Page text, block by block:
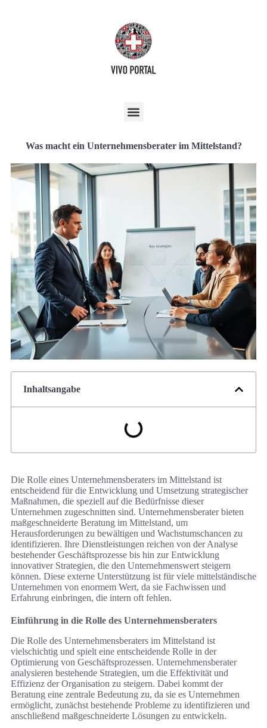
Was macht ein Unternehmensberater im Mittelstand?
Inhaltsangabe
Die Rolle eines Unternehmensberaters im Mittelstand ist
entscheidend für die Entwicklung und Umsetzung strategischer
Maßnahmen, die speziell auf die Bedürfnisse dieser
Unternehmen zugeschnitten sind. Unternehmensberater bieten
maßgeschneiderte Beratung im Mittelstand, um
Herausforderungen zu bewältigen und Wachstumschancen zu
identifizieren. Ihre Dienstleistungen reichen von der Analyse
bestehender Geschäftsprozesse bis hin zur Entwicklung
innovativer Strategien, die den Unternehmenswert steigern
können. Diese externe Unterstützung ist für viele mittelständische
Unternehmen von enormem Wert, da sie Fachwissen und
Erfahrung einbringen, die intern oft fehlen.
Einführung in die Rolle des Unternehmensberaters
Die Rolle des Unternehmensberaters im Mittelstand ist
vielschichtig und spielt eine entscheidende Rolle in der
Optimierung von Geschäftsprozessen. Unternehmensberater
analysieren bestehende Strategien, um die Effektivität und
Effizienz der Organisation zu steigern. Dabei kommt der
Beratung eine zentrale Bedeutung zu, da sie es Unternehmen
ermöglicht, zunächst bestehende Probleme zu identifizieren und
anschließend maßgeschneiderte Lösungen zu entwickeln.